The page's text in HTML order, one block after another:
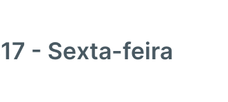
- Sexta-feira